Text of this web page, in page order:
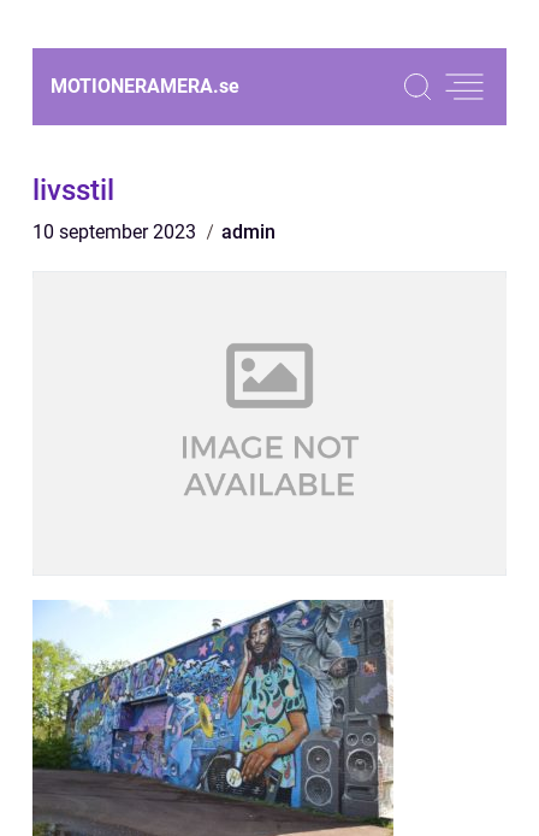
MOTIONERAMERA.se
livsstil
10 september 2023 admin